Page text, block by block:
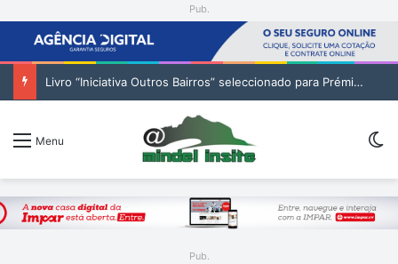
Pub.
Livro “Iniciativa Outros Bairros” seleccionado para Prémio Publicações da Bienal Interamericana
Menu
Pub.